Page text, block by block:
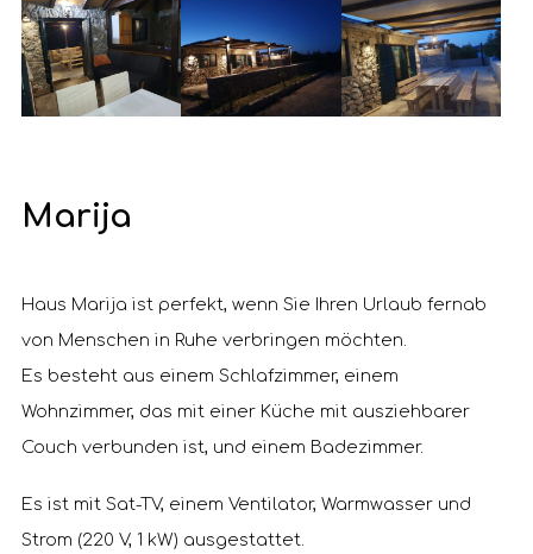
Marija
Haus Marija ist perfekt, wenn Sie Ihren Urlaub fernab
von Menschen in Ruhe verbringen möchten.
Es besteht aus einem Schlafzimmer, einem
Wohnzimmer, das mit einer Küche mit ausziehbarer
Couch verbunden ist, und einem Badezimmer.
Es ist mit Sat-TV, einem Ventilator, Warmwasser und
Strom (220 V, 1 kW) ausgestattet.